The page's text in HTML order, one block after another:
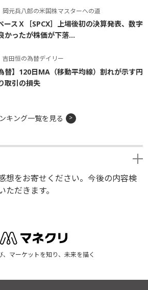
岡元兵八郎の米国株マスターへの道
ースＸ［SPCX］上場後初の決算発表、数字
かったが株価が下落...
吉田恒の為替デイリー
為替】120日MA（移動平均線）割れが示す円
取引の損失
キング一覧を見る
想をお寄せください。今後の内容検
だきます。
、マーケットを知り、未来を描く